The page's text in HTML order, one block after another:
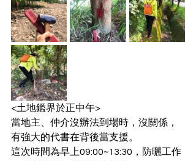
<土地鑑界於正中午>
當地主、仲介沒辦法到場時，沒關係，
有強大的代書在背後當支援。
這次時間為早上09:00~13:30，防曬工作